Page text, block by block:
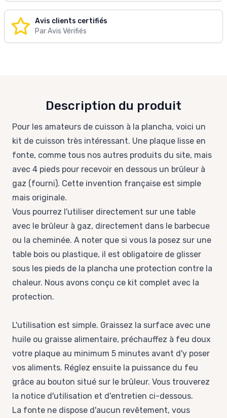
Avis clients certifiés
Par Avis Vérifiés
Description du produit
Pour les amateurs de cuisson à la plancha, voici un
kit de cuisson très intéressant. Une plaque lisse en
fonte, comme tous nos autres produits du site, mais
avec 4 pieds pour recevoir en dessous un brûleur à
gaz (fourni). Cette invention française est simple
mais originale.
Vous pourrez l'utiliser directement sur une table
avec le brûleur à gaz, directement dans le barbecue
ou la cheminée. A noter que si vous la posez sur une
table bois ou plastique, il est obligatoire de glisser
sous les pieds de la plancha une protection contre la
chaleur. Nous avons conçu ce kit complet avec la
protection.
L'utilisation est simple. Graissez la surface avec une
huile ou graisse alimentaire, préchauffez à feu doux
votre plaque au minimum 5 minutes avant d'y poser
vos aliments. Réglez ensuite la puissance du feu
grâce au bouton situé sur le brûleur. Vous trouverez
la notice d'utilisation et d'entretien ci-dessous.
La fonte ne dispose d'aucun revêtement, vous